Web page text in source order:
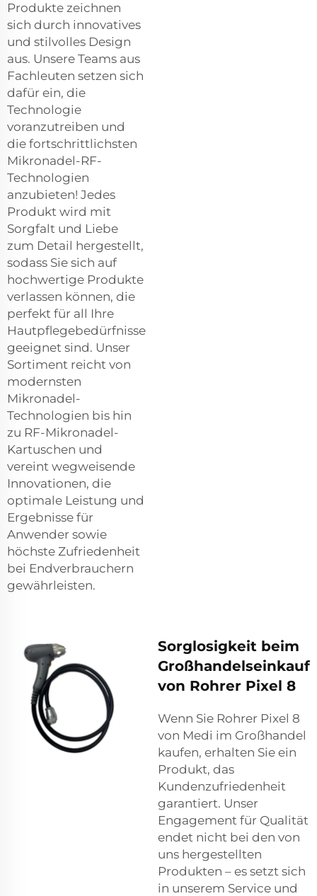
Produkte zeichnen
sich durch innovatives
und stilvolles Design
aus. Unsere Teams aus
Fachleuten setzen sich
dafür ein, die
Technologie
voranzutreiben und
die fortschrittlichsten
Mikronadel-RF-
Technologien
anzubieten! Jedes
Produkt wird mit
Sorgfalt und Liebe
zum Detail hergestellt,
sodass Sie sich auf
hochwertige Produkte
verlassen können, die
perfekt für all Ihre
Hautpflegebedürfnisse
geeignet sind. Unser
Sortiment reicht von
modernsten
Mikronadel-
Technologien bis hin
zu RF-Mikronadel-
Kartuschen und
vereint wegweisende
Innovationen, die
optimale Leistung und
Ergebnisse für
Anwender sowie
höchste Zufriedenheit
bei Endverbrauchern
gewährleisten.
Sorglosigkeit beim
Großhandelseinkauf
von Rohrer Pixel 8
Wenn Sie Rohrer Pixel 8
von Medi im Großhandel
kaufen, erhalten Sie ein
Produkt, das
Kundenzufriedenheit
garantiert. Unser
Engagement für Qualität
endet nicht bei den von
uns hergestellten
Produkten – es setzt sich
in unserem Service und